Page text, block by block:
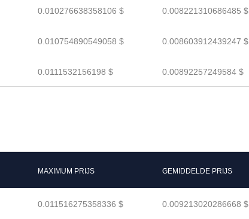
0.010276638358106 $ 0.008221310686485 $
0.010754890549058 $ 0.008603912439247 $
0.0111532156198 $ 0.00892257249584 $
MAXIMUM PRIJS GEMIDDELDE PRIJS
0.011516275358336 $ 0.009213020286668 $